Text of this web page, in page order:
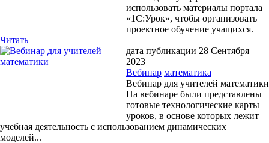
использовать материалы портала
«1С:Урок», чтобы организовать
проектное обучение учащихся.
Читать
дата публикации 28 Сентября
2023
Вебинар математика
Вебинар для учителей математики
На вебинаре были представлены
готовые технологические карты
уроков, в основе которых лежит
учебная деятельность с использованием динамических
моделей...